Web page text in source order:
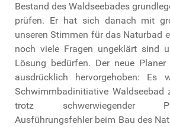
Bestand des Waldseebades
prüfen. Er hat sich danach mit
unseren Stimmen für das Naturbad
noch viele Fragen ungeklärt sind
Lösung bedürfen. Der neue
ausdrücklich hervorgehoben:
Schwimmbadinitiative Waldseebad
trotz schwerwiegender
Ausführungsfehler beim Bau des